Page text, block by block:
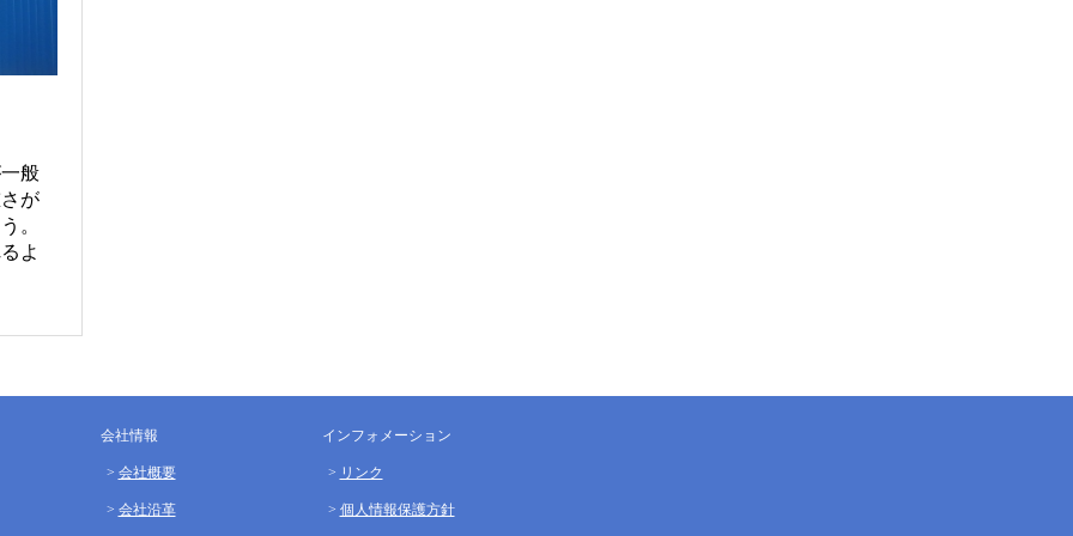
般
が
。
よ
会社情報
会社概要
会社沿革
インフォメーション
リンク
個人情報保護方針